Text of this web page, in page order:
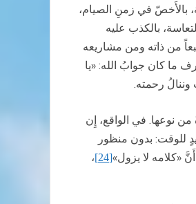
بالأَخصّ في زمنِ الصيام،
بالكذب عليه
من ذاته ومن مشاريعه
ما كان جوابُ الله: «يا
وننالُ رحمته.
من نوعها. في الواقع، إِن
للوقت: بدون منظور
«كلامه لا يزول»[24]
،